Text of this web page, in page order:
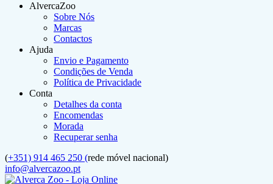
AlvercaZoo
Sobre Nós
Marcas
Contactos
Ajuda
Envio e Pagamento
Condições de Venda
Política de Privacidade
Conta
Detalhes da conta
Encomendas
Morada
Recuperar senha
(+351) 914 465 250 (rede móvel nacional)
info@alvercazoo.pt